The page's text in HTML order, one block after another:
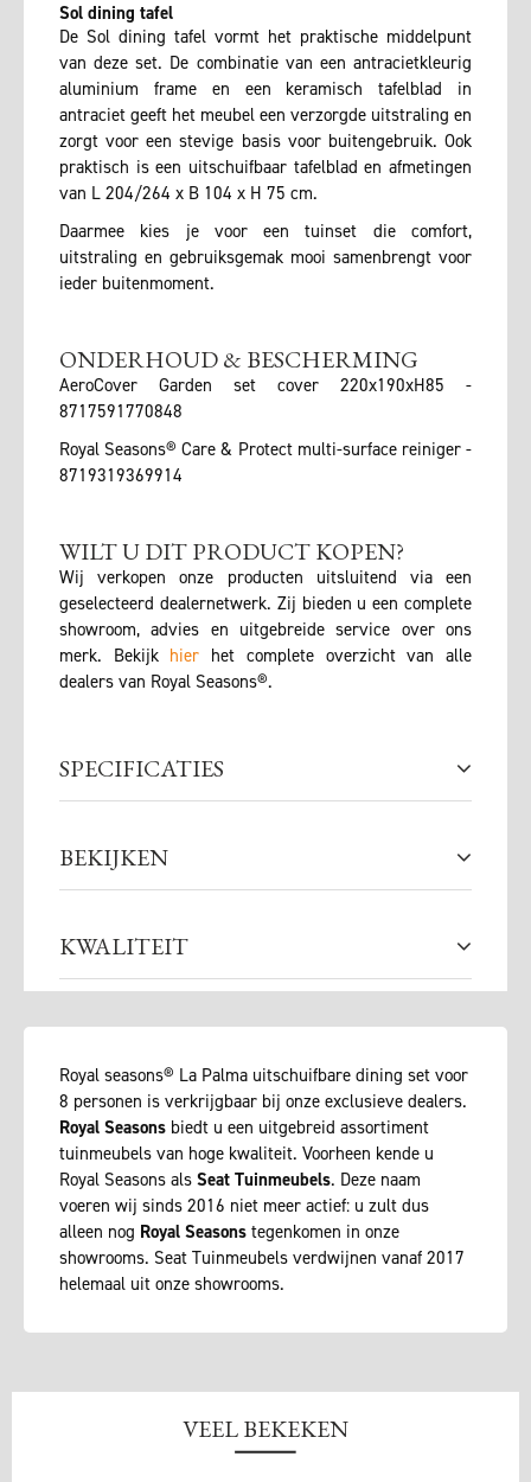
Sol dining tafel
De Sol dining tafel vormt het praktische middelpunt
van deze set. De combinatie van een antracietkleurig
aluminium frame en een keramisch tafelblad in
antraciet geeft het meubel een verzorgde uitstraling en
zorgt voor een stevige basis voor buitengebruik. Ook
praktisch is een uitschuifbaar tafelblad en afmetingen
van L 204/264 x B 104 x H 75 cm.
Daarmee kies je voor een tuinset die comfort,
uitstraling en gebruiksgemak mooi samenbrengt voor
ieder buitenmoment.
ONDERHOUD & BESCHERMING
AeroCover Garden set cover 220x190xH85 -
8717591770848
Royal Seasons® Care & Protect multi-surface reiniger -
8719319369914
WILT U DIT PRODUCT KOPEN?
Wij verkopen onze producten uitsluitend via een
geselecteerd dealernetwerk. Zij bieden u een complete
showroom, advies en uitgebreide service over ons
merk. Bekijk hier het complete overzicht van alle
dealers van Royal Seasons®.
SPECIFICATIES
BEKIJKEN
KWALITEIT
Royal seasons® La Palma uitschuifbare dining set voor
8 personen is verkrijgbaar bij onze exclusieve dealers.
Royal Seasons biedt u een uitgebreid assortiment
tuinmeubels van hoge kwaliteit. Voorheen kende u
Royal Seasons als Seat Tuinmeubels. Deze naam
voeren wij sinds 2016 niet meer actief: u zult dus
alleen nog Royal Seasons tegenkomen in onze
showrooms. Seat Tuinmeubels verdwijnen vanaf 2017
helemaal uit onze showrooms.
VEEL BEKEKEN